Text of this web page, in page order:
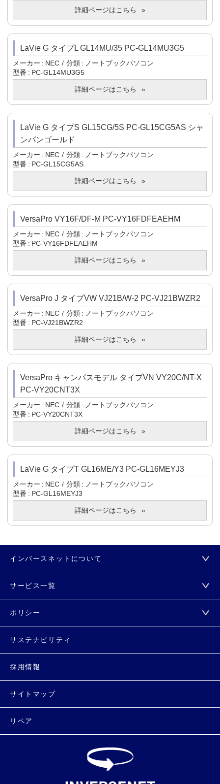
詳細ページはこちら
LaVie G タイプL GL14MU/35 PC-GL14MU3G5
メーカー NEC 分類
ノートブックパソコン
型番
PC-GL14MU3G5
詳細ページはこちら
LaVie G タイプS GL15CG/5S PC-GL15CG5AS シャ
ンパンゴールド
メーカー NEC 分類
ノートブックパソコン
型番
PC-GL15CG5AS
詳細ページはこちら
VersaPro VY16F/DF-M PC-VY16FDFEAEHM
メーカー NEC 分類
ノートブックパソコン
型番
PC-VY16FDFEAEHM
詳細ページはこちら
VersaPro J タイプVW VJ21B/W-2 PC-VJ21BWZR2
メーカー NEC 分類
ノートブックパソコン
型番
PC-VJ21BWZR2
詳細ページはこちら
VersaPro キャンパスモデル タイプVN VY20C/NT-X
PC-VY20CNT3X
メーカー NEC 分類
ノートブックパソコン
型番
PC-VY20CNT3X
詳細ページはこちら
LaVie G タイプT GL16ME/Y3 PC-GL16MEYJ3
メーカー NEC 分類
ノートブックパソコン
型番
PC-GL16MEYJ3
詳細ページはこちら
インバースネットについて
サービス一覧
ポリシー
サステナビリティ
採用情報
サイトマップ
リペア